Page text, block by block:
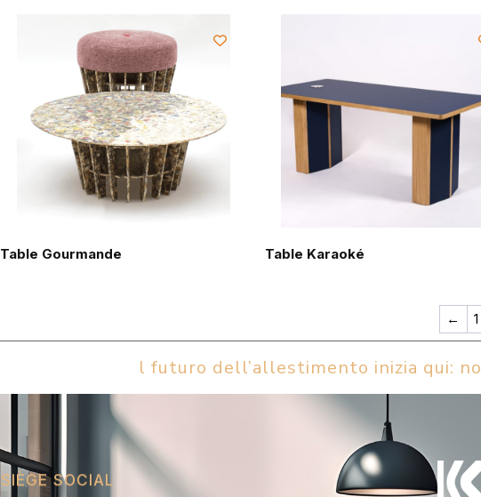
Table Gourmande Table Karaoké
← 1
l futuro dell’allestimento inizia qui:
SIÈGE SOCIAL